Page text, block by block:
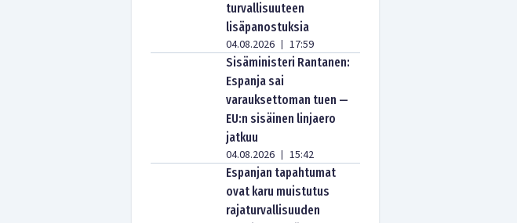
turvallisuuteen
lisäpanostuksia
04.08.2026 | 17:59
Sisäministeri Rantanen:
Espanja sai
varauksettoman tuen —
EU:n sisäinen linjaero
jatkuu
04.08.2026 | 15:42
Espanjan tapahtumat
ovat karu muistutus
rajaturvallisuuden